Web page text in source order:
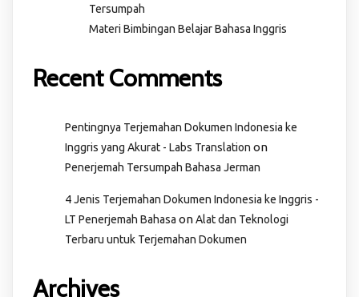
Tersumpah
Materi Bimbingan Belajar Bahasa Inggris
Recent Comments
Pentingnya Terjemahan Dokumen Indonesia ke
Inggris yang Akurat - Labs Translation on
Penerjemah Tersumpah Bahasa Jerman
4 Jenis Terjemahan Dokumen Indonesia ke Inggris -
LT Penerjemah Bahasa onAlat dan Teknologi
Terbaru untuk Terjemahan Dokumen
Archives